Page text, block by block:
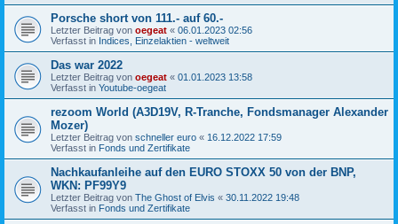
Porsche short von 111.- auf 60.-
Letzter Beitrag von oegeat « 06.01.2023 02:56
Verfasst in Indices, Einzelaktien - weltweit
Das war 2022
Letzter Beitrag von oegeat « 01.01.2023 13:58
Verfasst in Youtube-oegeat
rezoom World (A3D19V, R-Tranche, Fondsmanager Alexander
Mozer)
Letzter Beitrag von schneller euro « 16.12.2022 17:59
Verfasst in Fonds und Zertifikate
Nachkaufanleihe auf den EURO STOXX 50 von der BNP,
WKN: PF99Y9
Letzter Beitrag von The Ghost of Elvis « 30.11.2022 19:48
Verfasst in Fonds und Zertifikate